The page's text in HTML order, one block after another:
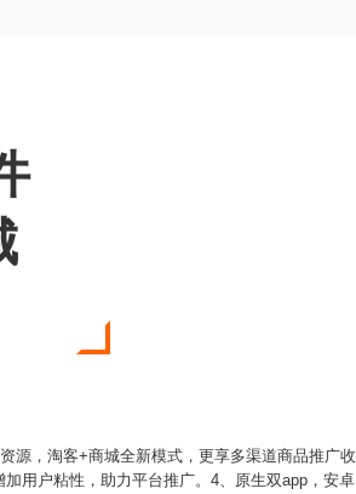
源，淘客+商城全新模式，更享多渠道商品推广收
用户粘性，助力平台推广。4、原生双app，安卓